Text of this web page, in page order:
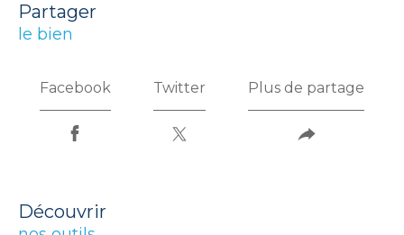
partager
le bien
Facebook Twitter Plus de partage
découvrir